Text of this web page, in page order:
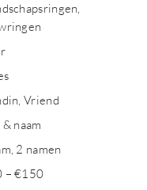
Vriend
naam
2 namen
– €150